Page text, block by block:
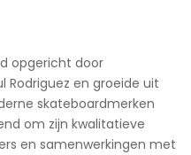
opgericht door
Rodriguez en groeide uit
skateboardmerken
om zijn kwalitatieve
en samenwerkingen met